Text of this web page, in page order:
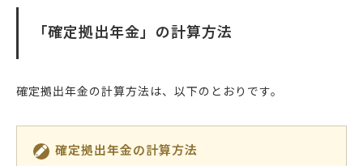
「確定拠出年金」の計算方法
確定拠出年金の計算方法は、以下のとおりです。
確定拠出年金の計算方法